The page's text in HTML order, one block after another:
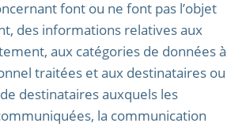
font ou ne font pas l’objet
des informations relatives aux
aux catégories de données à
traitées et aux destinataires ou
destinataires auxquels les
la communication